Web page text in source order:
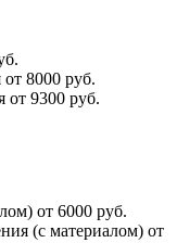
8000 руб.
от 9300 руб.
от 6000 руб.
(с материалом) от